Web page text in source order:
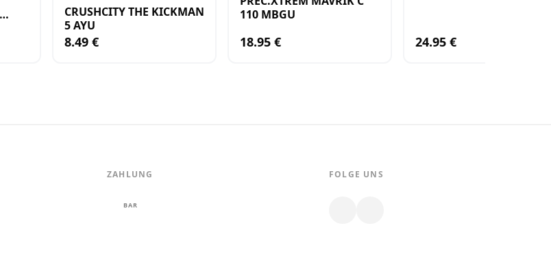
CRUSHCITY THE KICKMAN
5 AYU
8.49 €
110 MBGU
18.95 € 24.95 €
ZAHLUNG
BAR
FOLGE UNS